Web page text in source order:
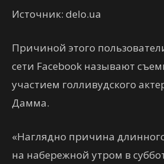
Источник: delo.ua
Причиной этого
сети Facebook называют
участием голливудского
Дамма.
«Наглядно причина
на набережной утром в